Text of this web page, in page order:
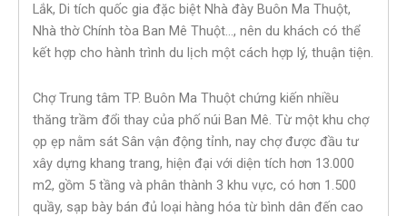
Lắk, Di tích quốc gia đặc biệt Nhà đày Buôn Ma Thuột,
Nhà thờ Chính tòa Ban Mê Thuột…, nên du khách có thể
kết hợp cho hành trình du lịch một cách hợp lý, thuận tiện.
Chợ Trung tâm TP. Buôn Ma Thuột chứng kiến nhiều
thăng trầm đổi thay của phố núi Ban Mê. Từ một khu chợ
ọp ẹp nằm sát Sân vận động tỉnh, nay chợ được đầu tư
xây dựng khang trang, hiện đại với diện tích hơn 13.000
m2, gồm 5 tầng và phân thành 3 khu vực, có hơn 1.500
quầy, sạp bày bán đủ loại hàng hóa từ bình dân đến cao